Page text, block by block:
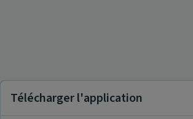
Télécharger l'application